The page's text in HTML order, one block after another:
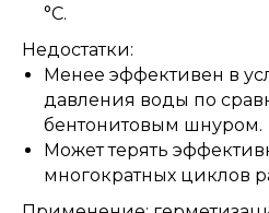
°C.
Недостатки:
Менее эффективен в
давления воды по
бентонитовым шнуром.
Может терять
многократных циклов